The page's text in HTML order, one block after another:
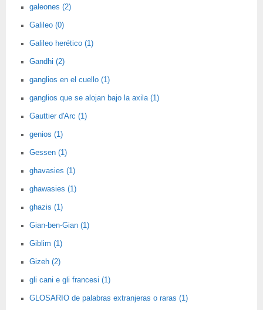
galeones (2)
Galileo (0)
Galileo herético (1)
Gandhi (2)
ganglios en el cuello (1)
ganglios que se alojan bajo la axila (1)
Gauttier d'Arc (1)
genios (1)
Gessen (1)
ghavasies (1)
ghawasies (1)
ghazis (1)
Gian-ben-Gian (1)
Giblim (1)
Gizeh (2)
gli cani e gli francesi (1)
GLOSARIO de palabras extranjeras o raras (1)